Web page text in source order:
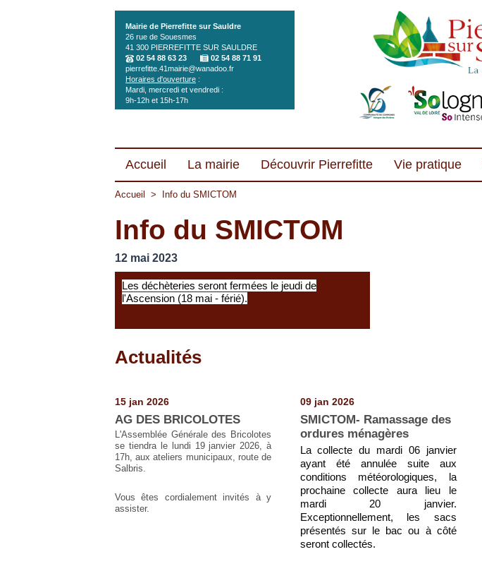
Mairie de Pierrefitte sur Sauldre
26 rue de Souesmes
41 300 PIERREFITTE SUR SAULDRE
02 54 88 63 23
02 54 88 71 91
pierrefitte.41mairie@wanadoo.fr
Horaires d'ouverture :
Mardi, mercredi et vendredi :
9h-12h et 15h-17h
Accueil La mairie Découvrir Pierrefitte Vie pratique
Accueil > Info du SMICTOM
Info du SMICTOM
12 mai 2023
Les déchèteries seront fermées le jeudi de
l'Ascension (18 mai - férié).
Actualités
15 jan 2026
AG DES BRICOLOTES
L'Assemblée Générale des Bricolotes
se tiendra le lundi 19 janvier 2026, à
17h, aux ateliers municipaux, route de
Salbris.
Vous êtes cordialement invités à y
assister.
09 jan 2026
SMICTOM- Ramassage des
ordures ménagères
La collecte du mardi 06 janvier
ayant été annulée suite aux
conditions météorologiques, la
prochaine collecte aura lieu le
mardi 20 janvier.
Exceptionnellement, les sacs
présentés sur le bac ou à côté
seront collectés.
Pages